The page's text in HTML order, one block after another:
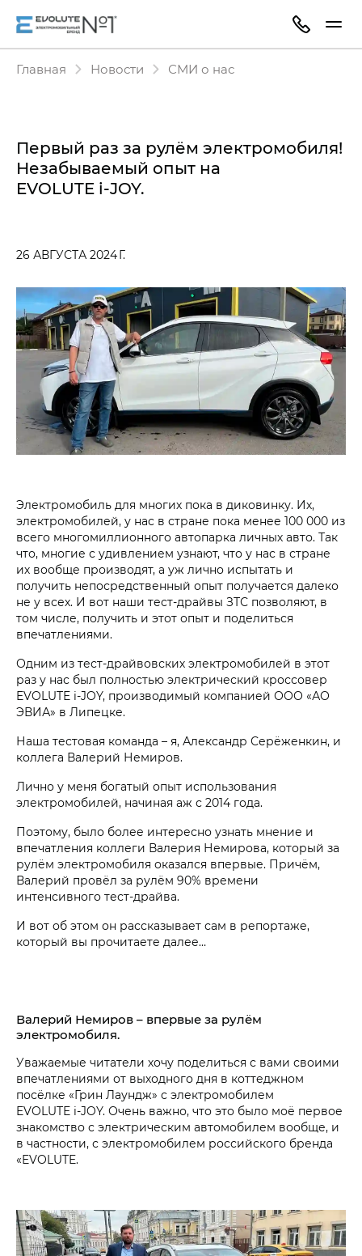
Главная Новости СМИ о нас
Первый раз за рулём электромобиля!
Незабываемый опыт на
EVOLUTE i‑JOY.
26 АВГУСТА 2024 Г.
Электромобиль для многих пока в диковинку. Их,
электромобилей, у нас в стране пока менее 100 000 из
всего многомиллионного автопарка личных авто. Так
что, многие с удивлением узнают, что у нас в стране
их вообще производят, а уж лично испытать и
получить непосредственный опыт получается далеко
не у всех. И вот наши тест-драйвы ЗТС позволяют, в
том числе, получить и этот опыт и поделиться
впечатлениями.
Одним из тест-драйвовских электромобилей в этот
раз у нас был полностью электрический кроссовер
EVOLUTE i‑JOY, производимый компанией ООО «АО
ЭВИА» в Липецке.
Наша тестовая команда – я, Александр Серёженкин, и
коллега Валерий Немиров.
Лично у меня богатый опыт использования
электромобилей, начиная аж с 2014 года.
Поэтому, было более интересно узнать мнение и
впечатления коллеги Валерия Немирова, который за
рулём электромобиля оказался впервые. Причём,
Валерий провёл за рулём 90% времени
интенсивного тест-драйва.
И вот об этом он рассказывает сам в репортаже,
который вы прочитаете далее…
Валерий Немиров – впервые за рулём
электромобиля.
Уважаемые читатели хочу поделиться с вами своими
впечатлениями от выходного дня в коттеджном
посёлке «Грин Лаундж» с электромобилем
EVOLUTE i‑JOY. Очень важно, что это было моё первое
знакомство с электрическим автомобилем вообще, и
в частности, с электромобилем российского бренда
«EVOLUTE.